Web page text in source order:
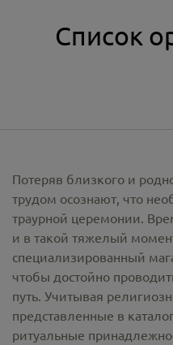
Список
Потеряв близкого и
трудом осознают, что
траурной церемонии.
и в такой тяжелый
специализированный
чтобы достойно
путь. Учитывая
представленные в
ритуальные